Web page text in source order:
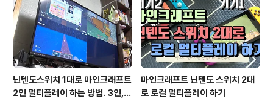
닌텐도스위치 1대로 마인크래프트
2인 멀티플레이 하는 방법. 3인, 4
마인크래프트 닌텐도 스위치 2대
로 로컬 멀티플레이 하기